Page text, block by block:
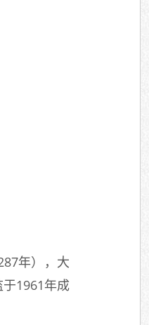
年），大
1961年成